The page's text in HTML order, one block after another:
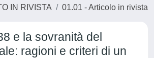
IN RIVISTA
01.01 - Articolo in rivista
e la sovranità del
ragioni e criteri di un